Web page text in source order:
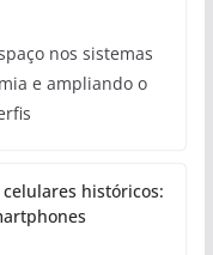
nos sistemas
e ampliando o
históricos: